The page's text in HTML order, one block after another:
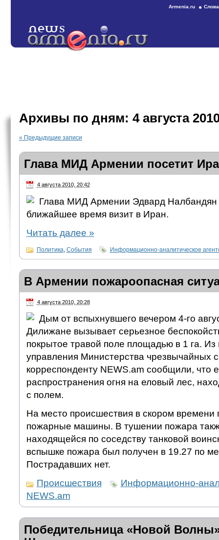
Armenia.ru
Архивы по дням: 4 августа
« Предыдущие записи
Глава МИД Армении посетит
4 августа 2010, 20:42
Глава МИД Армении Эдвард Налбандян
ближайшее время визит в Иран.
Читать далее »
Политика События Информационно-аналитическое
В Армении пожароопасная
4 августа 2010, 20:28
Дым от вспыхнувшего вечером 4-го
Дилижане вызывает серьезное
покрытое травой поле площадью в 1 га. Из
управления Министерства чрезвычайных
корреспонденту NEWS.am сообщили, что
распространения огня на еловый лес,
с полем.
На место происшествия в скором времени
пожарные машины. В тушении пожара
находящейся по соседству танковой
вспышке пожара был получен в 19.27 по
Пострадавших нет.
Происшествия
Информационно-
NEWS.am
Победительница «Новой